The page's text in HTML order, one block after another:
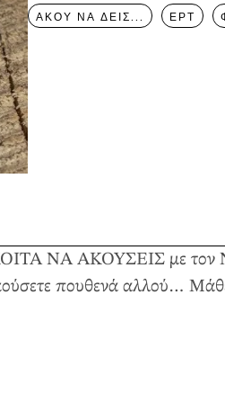
ΑΚΟΥ ΝΑ ΔΕΙΣ... ΕΡΤ
ΝΑ ΑΚΟΥΣΕΙΣ με τον
πουθενά αλλού…